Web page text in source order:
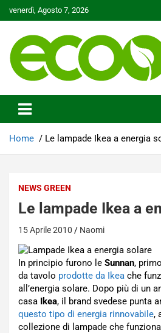
to
venerdì, Agosto 7, 2026
Ecoo.it
Home Le lampade Ikea a energia
NEWS GREEN
Le lampade Ikea a
15 Aprile 2010 Naomi
In principio furono le Sunnan,
da tavolo prodotte da Ikea che
all’energia solare. Dopo più di un
casa Ikea, il brand svedese punta
questo tipo di energia rinnovabile,
collezione di lampade che